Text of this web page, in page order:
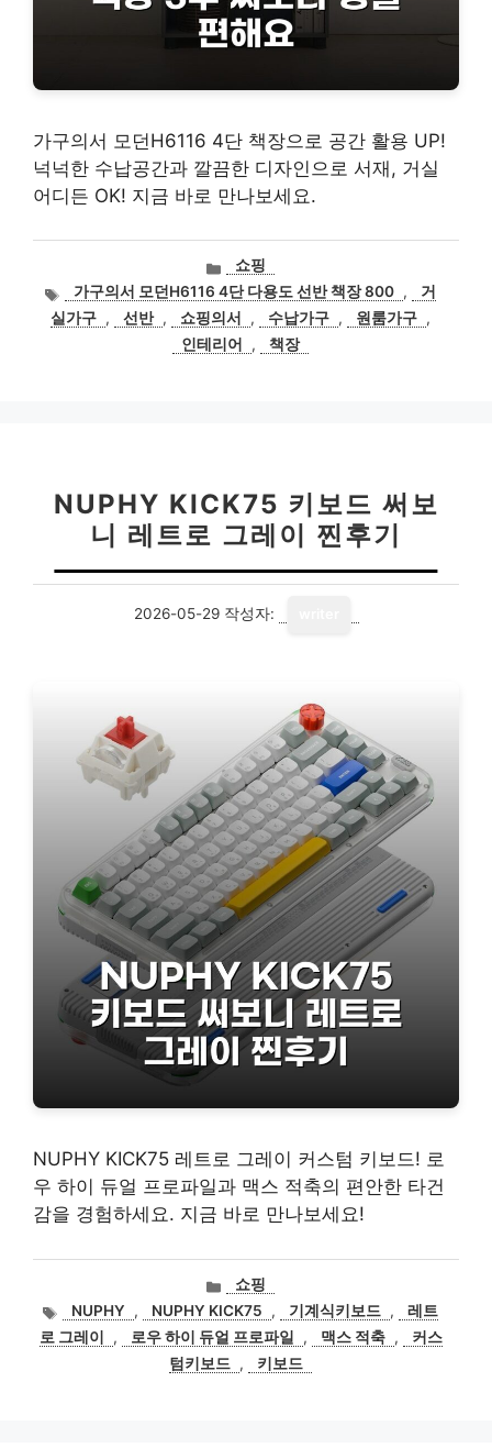
가구의서 모던H6116 4단 책장으로 공간 활용 UP!
넉넉한 수납공간과 깔끔한 디자인으로 서재, 거실
어디든 OK! 지금 바로 만나보세요.
카
테
고
리
쇼핑
태
그
가구의서 모던H6116 4단 다용도 선반 책장 800 ,
거
실가구 , 선반 , 쇼핑의서 , 수납가구 , 원룸가구 ,
인테리어
, 책장
NUPHY KICK75 키보드 써보
니 레트로 그레이 찐후기
2026-05-29 작성자:
NUPHY KICK75 레트로 그레이 커스텀 키보드! 로
우 하이 듀얼 프로파일과 맥스 적축의 편안한 타건
감을 경험하세요. 지금 바로 만나보세요!
카
테
고
리
쇼핑
태
그
NUPHY , NUPHY KICK75 , 기계식키보드 ,
레트
로 그레이
, 로우 하이 듀얼 프로파일 , 맥스 적축 ,
커스
텀키보드 , 키보드